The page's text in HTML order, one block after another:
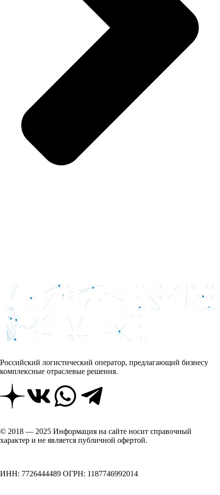
Российский логистический оператор, предлагающий бизнесу
комплексные отраслевые решения.
© 2018 — 2025 Информация на сайте носит справочный
характер и не является публичной офертой.
ИНН: 7726444489 ОГРН: 1187746992014